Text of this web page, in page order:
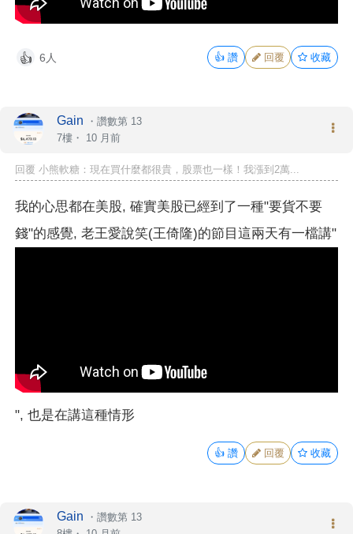
👍 6人 👍 讚 回覆 收藏
Gain ・ 讚數第 13
7樓・ 10 月前
回覆 小熊軟糖 ：現在買什麼都很貴，股票也一樣！我漲到2萬...
我的心思都在美股, 確實美股已經到了一種"要貨不要
錢"的感覺, 老王愛說笑(王倚隆)的節目這兩天有一檔講"
", 也是在講這種情形
👍 讚 回覆 收藏
Gain ・ 讚數第 13